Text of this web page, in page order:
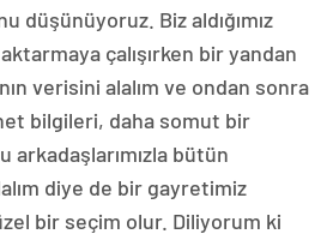
düşünüyoruz. Biz aldığımız
çalışırken bir yandan
verisini alalım ve ondan sonra
bilgileri, daha somut bir
arkadaşlarımızla bütün
diye de bir gayretimiz
bir seçim olur. Diliyorum ki